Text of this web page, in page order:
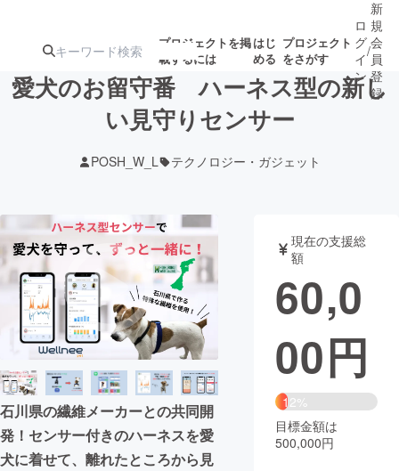
プロジェクトを掲
載するには
はじ
める
プロジェクト
をさがす
ターン
ジェクト
ロジェクト
アート・写真 音楽
テクノロジー・ガジェット ゲーム・
映像・映画 書籍・雑誌
ビジネス・起業 チャレンジ
まちづくり・地域活性化
ロ
グ
イ
ン
/
新
規
会
員
登
録
愛犬のお留守番 ハーネス型の新し
い見守りセンサー
POSH_W_L テクノロジー・ガジェット
石川県の繊維メーカーとの共同開
発！センサー付きのハーネスを愛
犬に着せて、離れたところから見
現在の支援総
額
60,0
00円
12%
目標金額は
500,000円